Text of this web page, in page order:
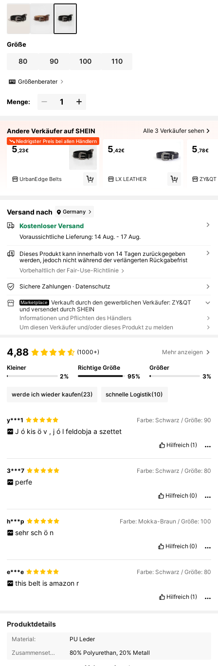
Größe
80 90 100 110
Größenberater
Menge:
Andere Verkäufer auf SHEIN Alle 3 Verkäufer sehen
Niedrigster Preis bei allen Händlern
5 ,23€
UrbanEdge Belts
5 ,42€
LX LEATHER
5 ,78€
ZY&QT
Versand nach Germany
Kostenloser Versand
Voraussichtliche Lieferung: 14 Aug. - 17 Aug.
Dieses Produkt kann innerhalb von 14 Tagen zurückgegeben
werden, jedoch nicht während der verlängerten Rückgabefrist
Vorbehaltlich der Fair-Use-Richtlinie
Sichere Zahlungen · Datenschutz
Marketplace
Verkauft durch den gewerblichen Verkäufer: ZY&QT
und versendet durch SHEIN
Informationen und Pflichten des Händlers
Um diesen Verkäufer und/oder dieses Produkt zu melden
4,88 (1000+) Mehr anzeigen
Kleiner
2%
Richtige Größe
95%
Größer
3%
werde ich wieder kaufen(23) schnelle Logistik(10)
y***1 Farbe: Schwarz / Größe: 90
J ó kis ö v , j ó l feldobja a szettet
Hilfreich (1)
3***7 Farbe: Schwarz / Größe: 80
perfe
Hilfreich (0)
h***p Farbe: Mokka-Braun / Größe: 100
sehr sch ö n
Hilfreich (0)
e***e Farbe: Schwarz / Größe: 80
this belt is amazon r
Hilfreich (1)
Produktdetails
Material:
PU Leder
Zusammensetzung:
80% Polyurethan, 20% Metall